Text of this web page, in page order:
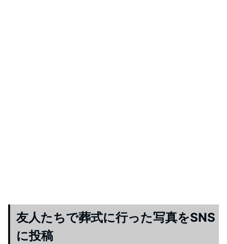
友人たちで葬式に行った写真をSNS
に投稿